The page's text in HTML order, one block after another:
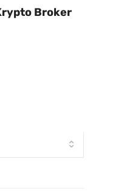
Broker